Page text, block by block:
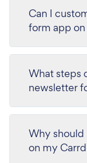
Can I
form app
What steps
newsletter
Why should
on my